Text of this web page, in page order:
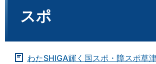
スポ
わたSHIGA輝く国スポ・障スポ草